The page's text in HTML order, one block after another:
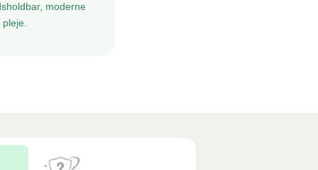
moderne